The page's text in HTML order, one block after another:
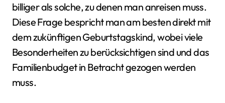
billiger als solche, zu denen man anreisen muss.
Diese Frage bespricht man am besten direkt mit
dem zukünftigen Geburtstagskind, wobei viele
Besonderheiten zu berücksichtigen sind und das
Familienbudget in Betracht gezogen werden
muss.